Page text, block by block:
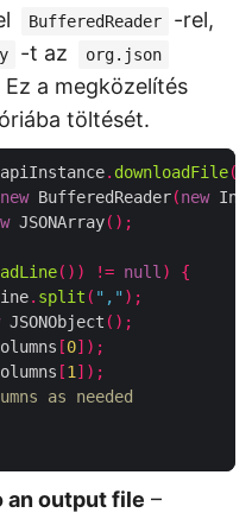
BufferedReader
-rel,
-t az org.json
a megközelítés
töltését.
apiInstance. downloadFile(
new BufferedReader(new
JSONArray();
()) != null )
{
. split ( "," );
JSONObject ();
[0]);
[1 ]);
as needed
an output file –